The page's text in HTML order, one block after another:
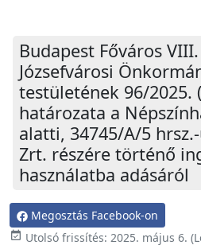
Budapest Főváros
Józsefvárosi
testületének 96/2025.
határozata a
alatti, 34745/A/5
Zrt. részére történő
használatba adásáról
Megosztás Facebook-on
event_available Utolsó frissítés: 2025. május 6.